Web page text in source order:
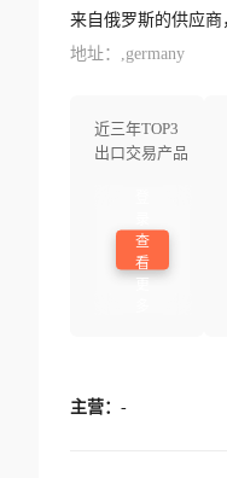
来自俄罗斯的供应
地址：,germany
近三年TOP3
出口交易产品
查
看
主营： -